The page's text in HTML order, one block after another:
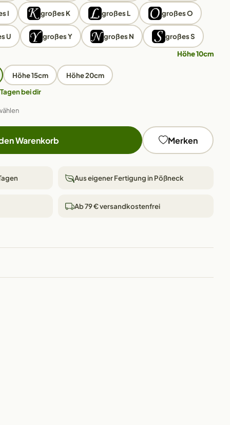
I großes K großes L großes O
U großes Y großes N
großes S
Höhe 10cm
Höhe 15cm
Höhe 20cm
bei dir
Warenkorb Merken
Aus eigener Fertigung in Pößneck
Ab 79 € versandkostenfrei